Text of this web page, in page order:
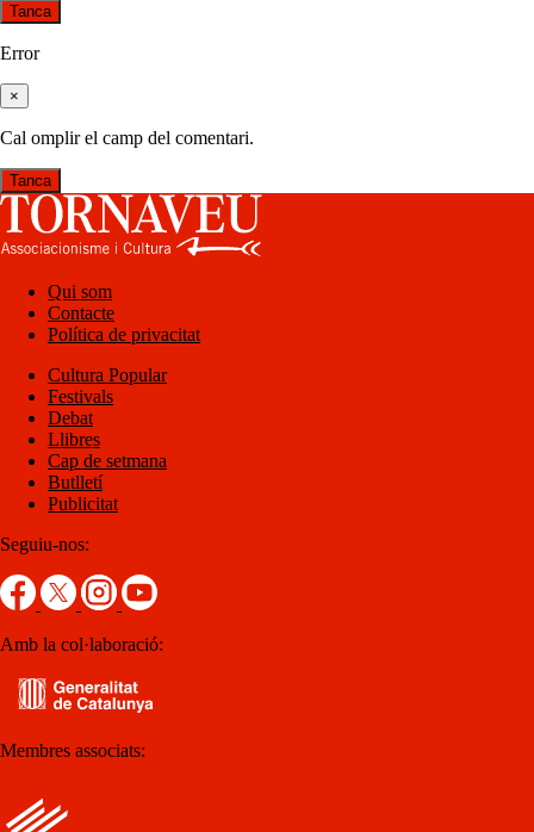
Tanca
Error
×
Cal omplir el camp del comentari.
Tanca
Qui som
Contacte
Política de privacitat
Cultura Popular
Festivals
Debat
Llibres
Cap de setmana
Butlletí
Publicitat
Seguiu-nos:
Amb la col·laboració:
Membres associats: